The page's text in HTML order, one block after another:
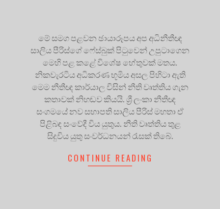
මේ සමග පළවන ඡායාරූපය අප අධිනීතීඥ
සාලිය පීරිස්ගේ ෆේස්බුක් පිටුවෙන් උපුටාගෙන
මෙහි පළ කළේ විශේෂ හේතුවක් මතය.
නිකවැරටිය අධිකරණ භූමිය අසල පිහිටා ඇති
මෙම නීතීඥ කාර්යාල විසින් නීති වෘත්තිය ගැන
කතාවක් නිහඬව කියයි. ශ්‍රී ලංකා නීතීඥ
සංගමයේ නව සභාපති සාලිය පීරිස් මහතා ඒ
පිළිබඳ සංවේදී විය යුතුය. නීති වෘත්තිය තුළ
සිදුවිය යුතු සංවර්ධනයන් රැසක් තිබේ.
CONTINUE READING